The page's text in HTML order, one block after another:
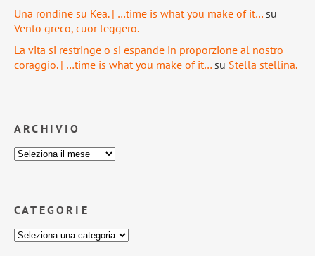
Una rondine su Kea. | …time is what you make of it… su
Vento greco, cuor leggero.
La vita si restringe o si espande in proporzione al nostro
coraggio. | …time is what you make of it… su Stella stellina.
ARCHIVIO
CATEGORIE